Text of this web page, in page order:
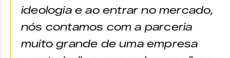
ideologia e ao entrar no mercado,
nós contamos com a parceria
muito grande de uma empresa